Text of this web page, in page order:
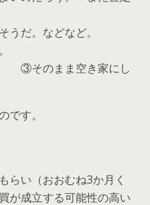
うだ。などなど。
そのまま空き家にし
です。
らい（おおむね3か月く
が成立する可能性の高い